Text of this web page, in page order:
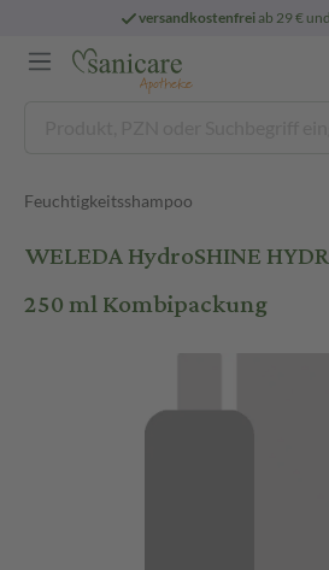
versandkostenfreiab 29 €
Feuchtigkeitsshampoo
WELEDA HydroSHINE
250 ml Kombipackung